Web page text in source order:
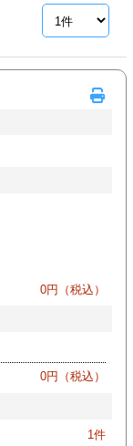
0円（税込）
0円（税込）
1件